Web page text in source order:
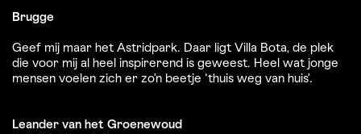
Brugge
Geef mij maar het Astridpark. Daar ligt Villa Bota, de plek
die voor mij al heel inspirerend is geweest. Heel wat jonge
mensen voelen zich er zo’n beetje ‘thuis weg van huis’.
Leander van het Groenewoud